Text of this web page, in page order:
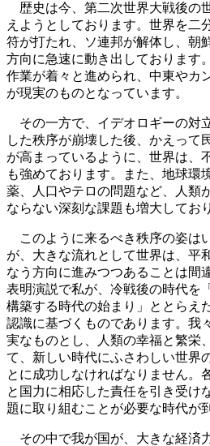
歴史は今、第二次世界大戦後の
えようとしております。世界を二
符が打たれ、ソ連邦が解体し、朝
方向に急速に動き出しております
作業が着々と進められ、中東やカ
が現実のものとなっています。
その一方で、イデオロギーの対
した秩序が崩壊した後、かえって
が高まっているように、世界は、
も強めております。また、地球環
薬、人口やテロの問題など、人類
ならない深刻な課題も増大してお
このように来るべき秩序の姿は
が、大きな流れとして世界は、平
なう方向に進みつつあることは間
表明演説で私が、冷戦後の時代を
構築する時代の始まり」ととらえ
認識に基づくものであります。我
実なものとし、人類の幸福と繁栄
て、新しい時代にふさわしい世界
とに成功しなければなりません。
と国力に相応した責任を引き受け
題に取り組むことが必要な時代が
その中で我が国が、大きな経済